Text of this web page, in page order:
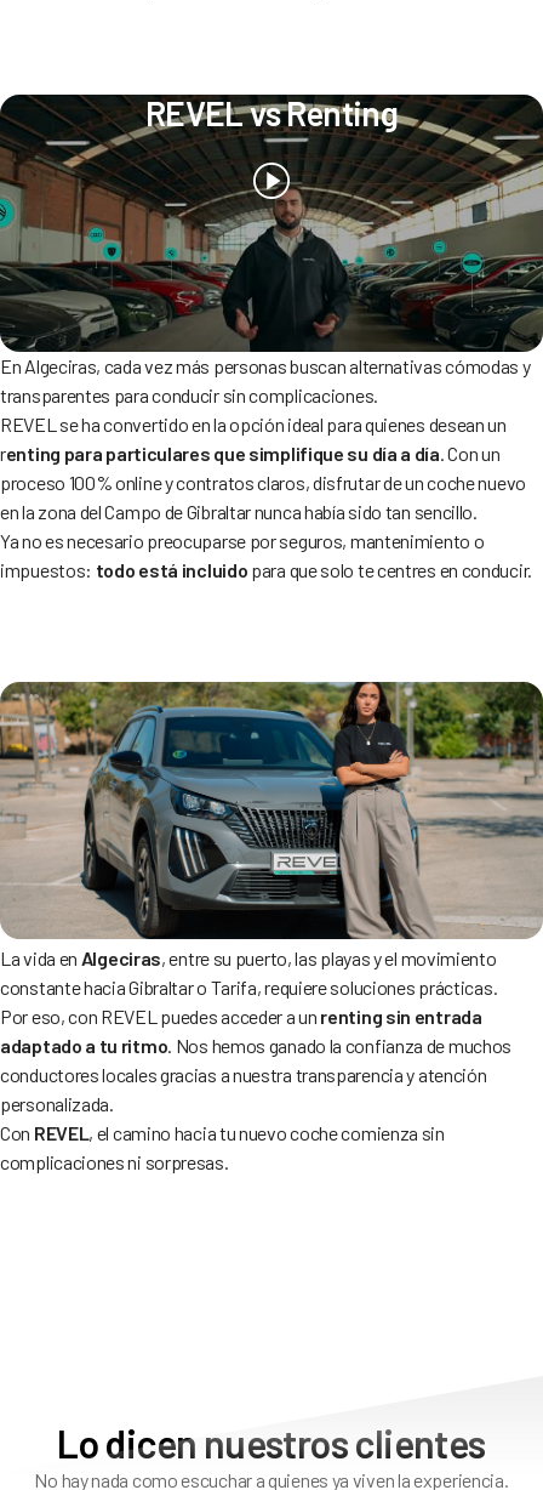
REVEL vs Renting
En Algeciras, cada vez más personas buscan alternativas cómodas y
transparentes para conducir sin complicaciones.
REVEL se ha convertido en la opción ideal para quienes desean un
renting para particulares que simplifique su día a día. Con un
proceso 100% online y contratos claros, disfrutar de un coche nuevo
en la zona del Campo de Gibraltar nunca había sido tan sencillo.
Ya no es necesario preocuparse por seguros, mantenimiento o
impuestos: todo está incluido para que solo te centres en conducir.
La vida en Algeciras, entre su puerto, las playas y el movimiento
constante hacia Gibraltar o Tarifa, requiere soluciones prácticas.
Por eso, con REVEL puedes acceder a un renting sin entrada
adaptado a tu ritmo. Nos hemos ganado la confianza de muchos
conductores locales gracias a nuestra transparencia y atención
personalizada.
Con REVEL, el camino hacia tu nuevo coche comienza sin
complicaciones ni sorpresas.
Lo dicen nuestros clientes
No hay nada como escuchar a quienes ya viven la experiencia.